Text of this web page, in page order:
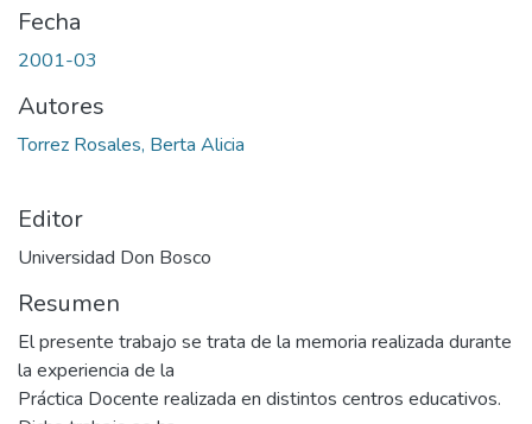
Fecha
2001-03
Autores
Torrez Rosales, Berta Alicia
Editor
Universidad Don Bosco
Resumen
El presente trabajo se trata de la memoria realizada durante
la experiencia de la
Práctica Docente realizada en distintos centros educativos.